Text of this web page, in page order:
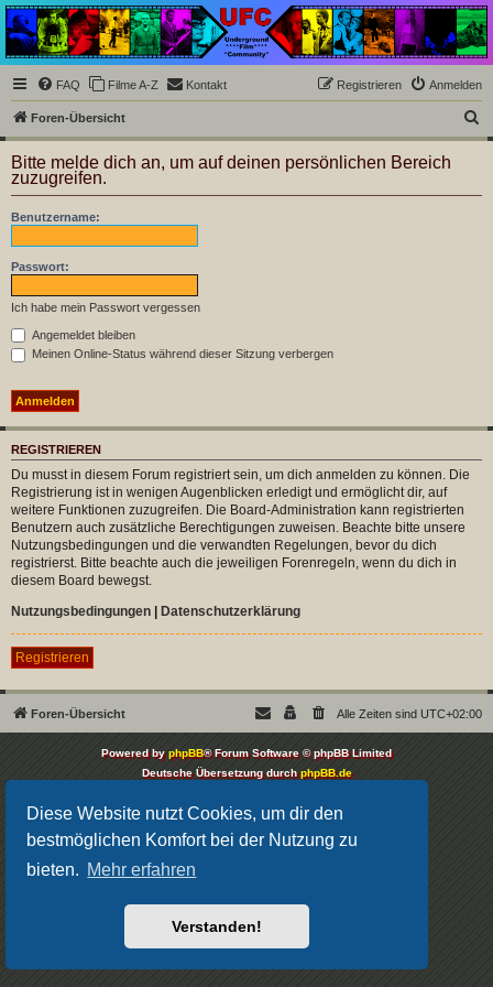
Diese Website nutzt Cookies, um dir den
bestmöglichen Komfort bei der Nutzung zu
bieten. Mehr erfahren
Verstanden!
Underground Film
Community
Die Underground Film Community ist ein deutschsprachiges Filmforum und ein Paradies
für Cineasten und Filmsüchtige jenseits des Mainstreams.
FAQ Filme A-Z Kontakt Anmelden
Registrieren
Foren-Übersicht
u
h
Bitte melde dich an, um auf deinen persönlichen Bereich
zuzugreifen.
Benutzername:
Passwort:
Ich habe mein Passwort vergessen
Angemeldet bleiben
Meinen Online-Status während dieser Sitzung verbergen
REGISTRIEREN
Du musst in diesem Forum registriert sein, um dich anmelden zu können. Die
Registrierung ist in wenigen Augenblicken erledigt und ermöglicht dir, auf
weitere Funktionen zuzugreifen. Die Board-Administration kann registrierten
Benutzern auch zusätzliche Berechtigungen zuweisen. Beachte bitte unsere
Nutzungsbedingungen und die verwandten Regelungen, bevor du dich
registrierst. Bitte beachte auch die jeweiligen Forenregeln, wenn du dich in
diesem Board bewegst.
Nutzungsbedingungen
Datenschutzerklärung
Registrieren
Foren-Übersicht Alle Zeiten sind UTC+02:00
Powered byphpBB® Forum Software © phpBB Limited
Deutsche Übersetzung durchphpBB.de